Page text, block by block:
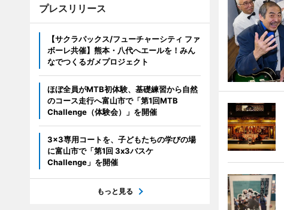
プレスリリース
【サクラパックス/フューチャーシティ ファ
ボーレ共催】熊本・八代へエールを！みん
なでつくるガメプロジェクト
ほぼ全員がMTB初体験、基礎練習から自然
のコース走行へ富山市で「第1回MTB
Challenge（体験会）」を開催
3x3専用コートを、子どもたちの学びの場
に富山市で「第1回 3x3バスケ
Challenge」を開催
もっと見る